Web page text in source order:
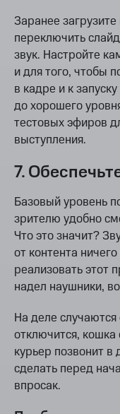
Заранее
переключить
звук. Настройте
и для того, чтобы
в кадре и к
до хорошего
тестовых эфиров
выступления.
7.
Базовый уровень
зрителю удобно
Что это значит?
от контента
реализовать этот
надел наушники,
На деле
отключится, кошка
курьер позвонит
сделать перед
впросак.